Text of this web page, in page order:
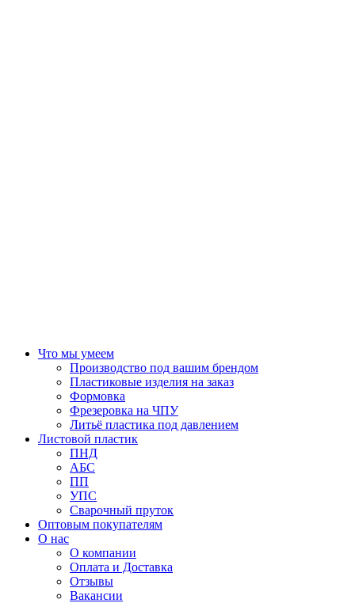
Что мы умеем
Производство под вашим брендом
Пластиковые изделия на заказ
Формовка
Фрезеровка на ЧПУ
Литьё пластика под давлением
Листовой пластик
ПНД
АБС
ПП
УПС
Сварочный пруток
Оптовым покупателям
О нас
О компании
Оплата и Доставка
Отзывы
Вакансии